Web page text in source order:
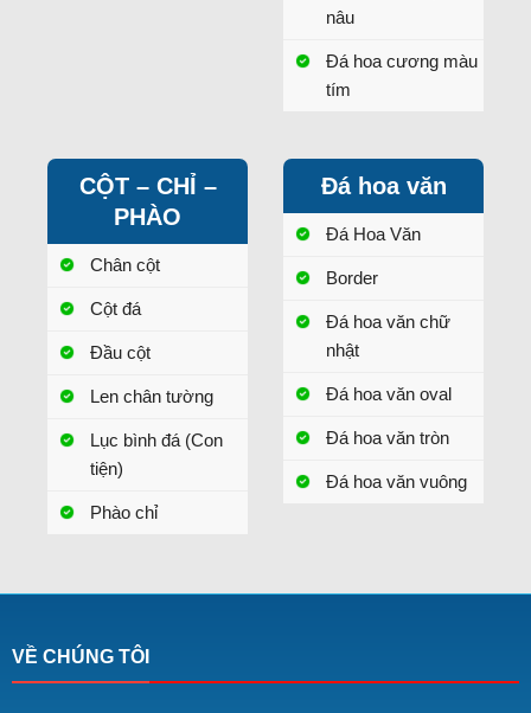
nâu
Đá hoa cương màu
tím
CỘT – CHỈ –
PHÀO
Chân cột
Cột đá
Đầu cột
Len chân tường
Lục bình đá (Con
tiện)
Phào chỉ
Đá hoa văn
Đá Hoa Văn
Border
Đá hoa văn chữ
nhật
Đá hoa văn oval
Đá hoa văn tròn
Đá hoa văn vuông
VỀ CHÚNG TÔI